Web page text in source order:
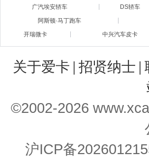
广汽埃安轿车
DS轿车
阿斯顿·马丁跑车
开瑞微卡
中兴汽车皮卡
关于爱卡 | 招贤纳士 |
©2002-2026
沪ICP备